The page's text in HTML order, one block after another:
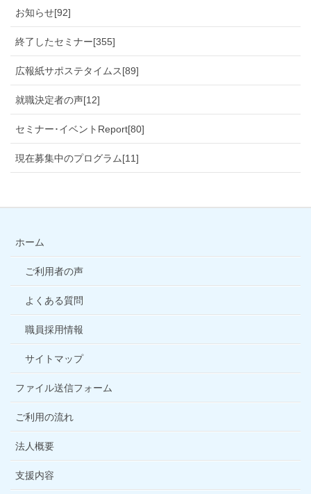
お知らせ[92]
終了したセミナー[355]
広報紙サポステタイムス[89]
就職決定者の声[12]
セミナー･イベントReport[80]
現在募集中のプログラム[11]
ホーム
ご利用者の声
よくある質問
職員採用情報
サイトマップ
ファイル送信フォーム
ご利用の流れ
法人概要
支援内容